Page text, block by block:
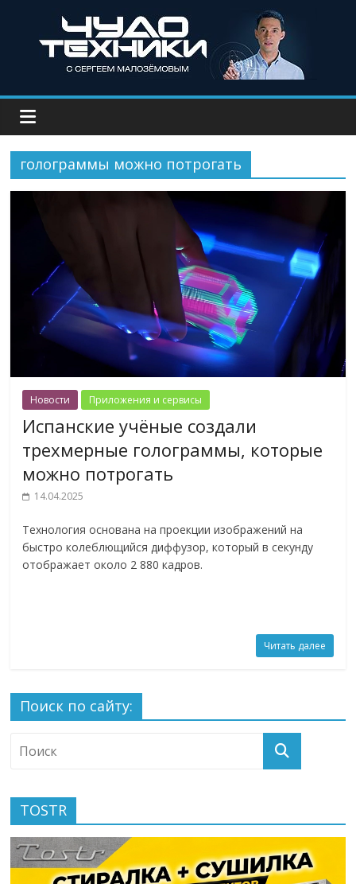
голограммы можно потрогать
Новости Приложения и сервисы
Испанские учёные создали
трехмерные голограммы, которые
можно потрогать
14.04.2025
Технология основана на проекции изображений на
быстро колеблющийся диффузор, который в секунду
отображает около 2 880 кадров.
Читать далее
Поиск по сайту:
TOSTR